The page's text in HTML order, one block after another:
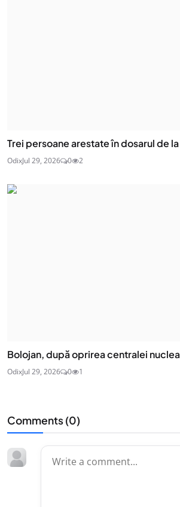
Trei persoane arestate în dosarul de
OdixJul 29, 2026 0 2
Bolojan, după oprirea centralei
OdixJul 29, 2026 0 1
Comments (0)